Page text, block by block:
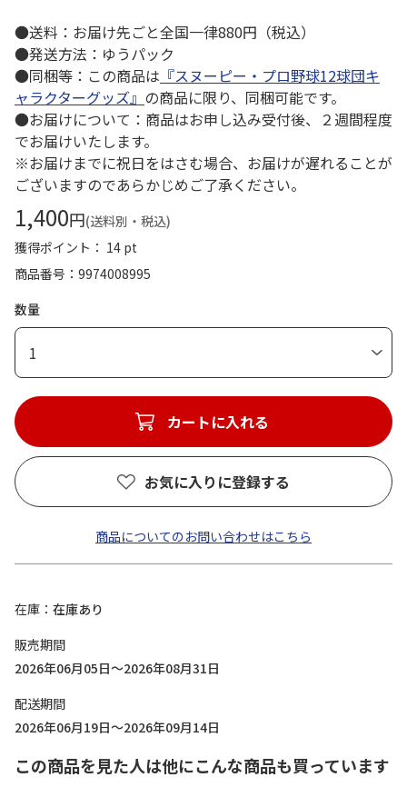
●送料：お届け先ごと全国一律880円（税込）
●発送方法：ゆうパック
●同梱等：この商品は 『スヌーピー・プロ野球12球団キ
ャラクターグッズ』 の商品に限り、同梱可能です。
●お届けについて：商品はお申し込み受付後、２週間程度
でお届けいたします。
※お届けまでに祝日をはさむ場合、お届けが遅れることが
ございますのであらかじめご了承ください。
1,400円(送料別・税込)
獲得ポイント： 14 pt
商品番号
9974008995
数量
1
カートに入れる
お気に入りに登録する
商品についてのお問い合わせはこちら
在庫
在庫あり
販売期間
2026年06月05日～2026年08月31日
配送期間
2026年06月19日～2026年09月14日
この商品を見た人は他にこんな商品も買っています